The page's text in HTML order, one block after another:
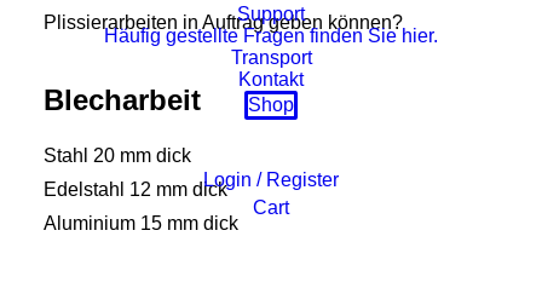
Support
Häufig gestellte Fragen finden Sie hier.
Transport
Kontakt
Shop
Login / Register
Cart
Plissierarbeiten in Auftrag geben können?
Blecharbeit
Stahl 20 mm dick
Edelstahl 12 mm dick
Aluminium 15 mm dick